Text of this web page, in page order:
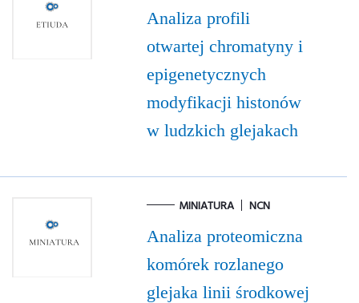
Analiza profili
otwartej chromatyny i
epigenetycznych
modyfikacji histonów
w ludzkich glejakach
MINIATURA NCN
Analiza proteomiczna
komórek rozlanego
glejaka linii środkowej